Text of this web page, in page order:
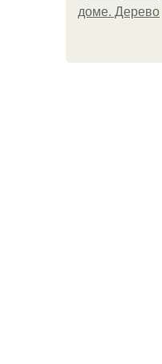
доме. Дерево